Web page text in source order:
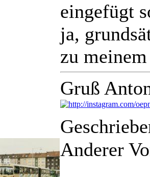
eingefügt
ja,
zu
Gruß
Anderer